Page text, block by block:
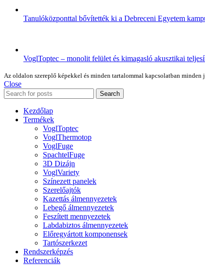
Tanulóközponttal bővítették ki a Debreceni Egyetem
VoglToptec – monolit felület és kimagasló akusztikai
Az oldalon szereplő képekkel és minden tartalommal kapcsolatban
Close
Search
Kezdőlap
Termékek
VoglToptec
VoglThermotop
VoglFuge
SpachtelFuge
3D Dizájn
VoglVariety
Színezett panelek
Szerelőajtók
Kazettás álmennyezetek
Lebegő álmennyezetek
Feszített mennyezetek
Labdabiztos álmennyezetek
Előregyártott komponensek
Tartószerkezet
Rendszerképzés
Referenciák